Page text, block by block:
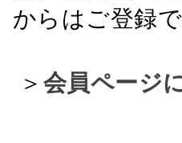
からはご登録
＞ 会員ページ